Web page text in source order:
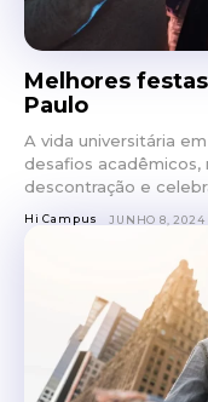
Melhores
Paulo
A vida universitária
desafios
descontração e
Hi Campus JUNHO 8, 2024